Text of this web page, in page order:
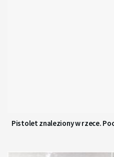
Pistolet znaleziony w rzece.